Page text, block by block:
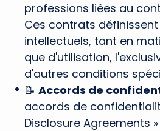
professions liées au
Ces contrats
intellectuels, tant en
que d'utilisation,
d'autres conditions
📝 Accords de
accords de
Disclosure Agreements